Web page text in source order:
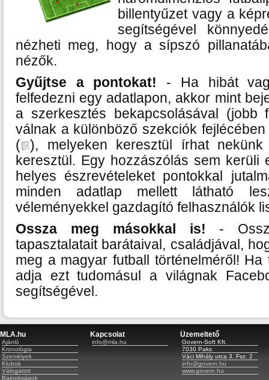
billentyűzet vagy a
segítségével
nézheti meg, hogy a sípszó
nézők.
Gyűjtse a pontokat! - Ha hibát
felfedezni egy adatlapon, akkor mint
a szerkesztés bekapcsolásával (jobb
válnak a különböző szekciók
(
), melyeken keresztül írhat
keresztül. Egy hozzászólás sem kerüli
helyes észrevételeket pontokkal
minden adatlap mellett látható
véleményekkel gazdagító felhasználók
Ossza meg másokkal is! -
tapasztalatait barátaival, családjával,
meg a magyar futball történelméről!
adja ezt tudomásul a világnak
segítségével.
MLA.hu
Ajánló
Kronológia
Személyek
Klubok
Válogatott
Bajnokságok
Kapcsolat
info@mla.hu
Üzemeltető
Govern-Soft Kft.
7030 Paks
Váci Mihály utca 3. Fsz. 2
info@govern.hu
www.govern.hu